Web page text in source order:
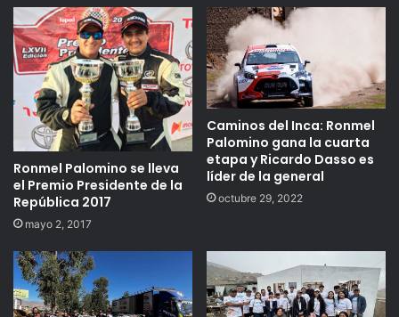
Ronmel Palomino se lleva
el Premio Presidente de la
República 2017
mayo 2, 2017
Caminos del Inca: Ronmel
Palomino gana la cuarta
etapa y Ricardo Dasso es
líder de la general
octubre 29, 2022